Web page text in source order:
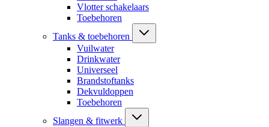
Vlotter schakelaars
Toebehoren
Tanks & toebehoren
Vuilwater
Drinkwater
Universeel
Brandstoftanks
Dekvuldoppen
Toebehoren
Slangen & fitwerk